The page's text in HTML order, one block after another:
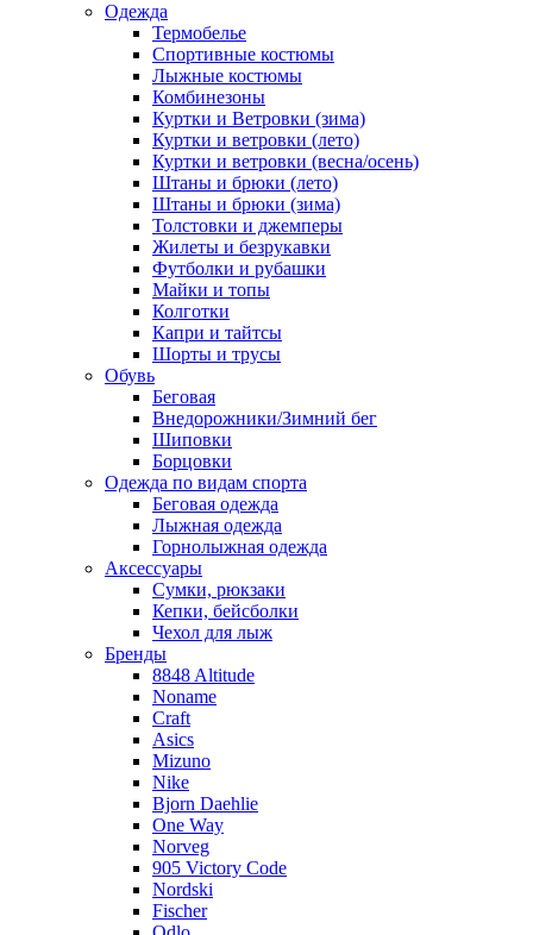
Одежда
Термобелье
Спортивные костюмы
Лыжные костюмы
Комбинезоны
Куртки и Ветровки (зима)
Куртки и ветровки (лето)
Куртки и ветровки (весна/осень)
Штаны и брюки (лето)
Штаны и брюки (зима)
Толстовки и джемперы
Жилеты и безрукавки
Футболки и рубашки
Майки и топы
Колготки
Капри и тайтсы
Шорты и трусы
Обувь
Беговая
Внедорожники/Зимний бег
Шиповки
Борцовки
Одежда по видам спорта
Беговая одежда
Лыжная одежда
Горнолыжная одежда
Аксессуары
Сумки, рюкзаки
Кепки, бейсболки
Чехол для лыж
Бренды
8848 Altitude
Noname
Craft
Asics
Mizuno
Nike
Bjorn Daehlie
One Way
Norveg
905 Victory Code
Nordski
Fischer